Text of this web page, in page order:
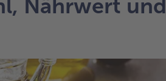
Nährwert und